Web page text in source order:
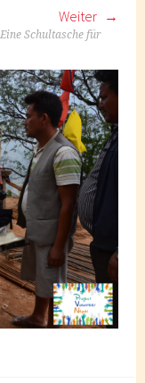
Weiter
Eine Schultasche für